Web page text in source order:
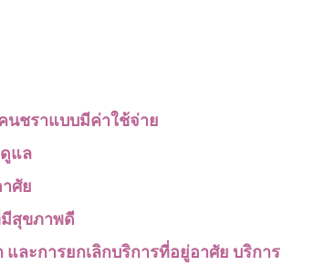
นชราแบบมีค่าใช้จ่าย
แล
ศัย
สุขภาพดี
ละการยกเลิกบริการที่อยู่อาศัย บริการ